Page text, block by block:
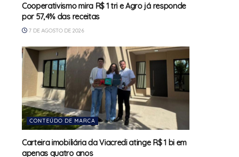
Cooperativismo mira R$ 1 tri e Agro já responde
por 57,4% das receitas
7 DE AGOSTO DE 2026
CONTEÚDO DE MARCA
Carteira imobiliária da Viacredi atinge R$ 1 bi em
apenas quatro anos